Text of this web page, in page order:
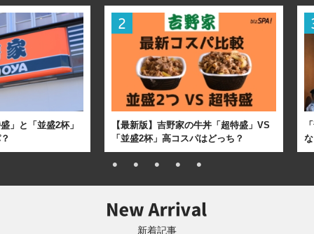
」と「並盛2杯」
【最新版】吉野家の牛丼「超特盛」VS
「並盛2杯」高コスパはどっち？
新着記事